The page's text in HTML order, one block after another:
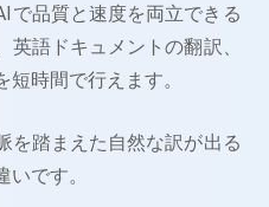
で品質と速度を両立できる
語ドキュメントの翻訳、
時間で行えます。
を踏まえた自然な訳が出る
です。